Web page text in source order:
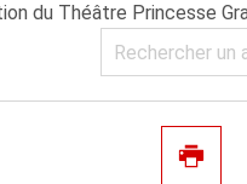
du Théâtre Princesse